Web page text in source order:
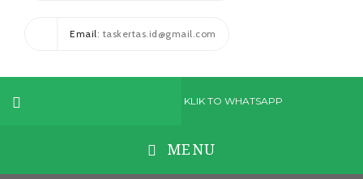
Email : taskertas.id@gmail.com
KLIK TO WHATSAPP
MENU